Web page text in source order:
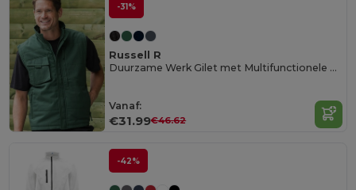
-31%
Russell R
Duurzame Werk Gilet met Multifunctionele Zakken
Vanaf:
€31.99€46.62
-42%